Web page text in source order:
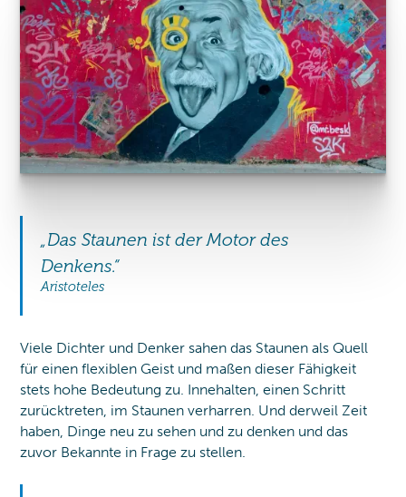
„Das Staunen ist der Motor des
Denkens.“
Aristoteles
Viele Dichter und Denker sahen das Staunen als Quell
für einen flexiblen Geist und maßen dieser Fähigkeit
stets hohe Bedeutung zu. Innehalten, einen Schritt
zurücktreten, im Staunen verharren. Und derweil Zeit
haben, Dinge neu zu sehen und zu denken und das
zuvor Bekannte in Frage zu stellen.